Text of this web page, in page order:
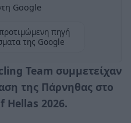
Google
πηγή
της Google
Team συμμετείχαν
της Πάρνηθας στο
Hellas 2026.